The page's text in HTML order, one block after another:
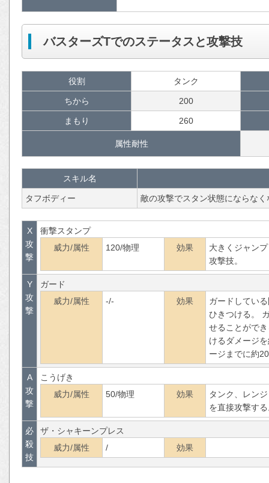
バスターズTでのステータスと攻撃技
役割 タンク
ちから 200
まもり 260
属性耐性
スキル名
タフボディー 敵の攻撃でスタン状態にならなく
X
攻
撃
衝撃スタンプ
威力/属性
120/物理 効果
大きくジャン
攻撃技。
Y
攻
撃
ガード
威力/属性
-/- 効果
ガードしてい
ひきつける。
せることがで
けるダメージ
ージまでに約
A
攻
撃
こうげき
威力/属性
50/物理 効果
タンク、レン
を直接攻撃す
必
殺
技
ザ・シャキーンプレス
威力/属性
/ 効果